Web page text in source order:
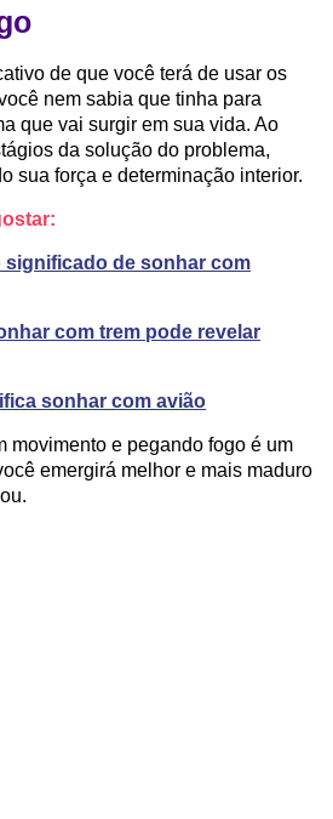
de que você terá de usar os
nem sabia que tinha para
que vai surgir em sua vida. Ao
da solução do problema,
sua força e determinação interior.
significado de sonhar com
com trem pode revelar
sonhar com avião
movimento e pegando fogo é um
emergirá melhor e mais maduro